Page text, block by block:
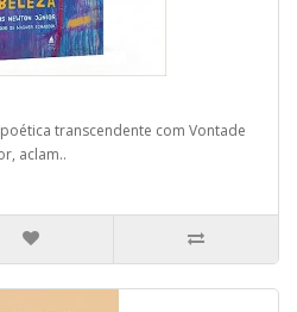
transcendente com Vontade
aclam..